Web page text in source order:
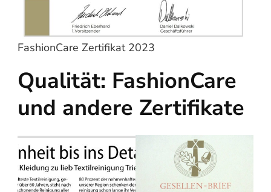
FashionCare Zertifikat 2023
Qualität: FashionCare
und andere Zertifikate